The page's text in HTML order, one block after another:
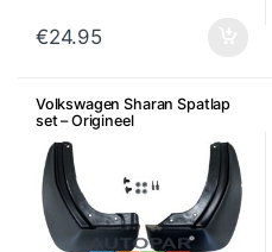
€24.95
Volkswagen Sharan Spatlap
set – Origineel